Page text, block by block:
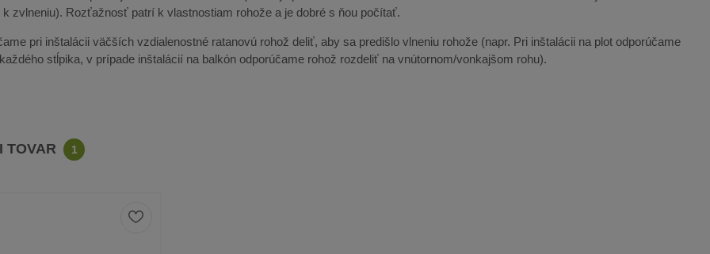
zvlneniu). Rozťažnosť patrí k vlastnostiam rohože a je dobré s ňou počítať.
pri inštalácii väčších vzdialenostné ratanovú rohož deliť, aby sa predišlo vlneniu rohože (napr. Pri inštalácii na plot odporúčame
stĺpika, v prípade inštalácií na balkón odporúčame rohož rozdeliť na vnútornom/vonkajšom rohu).
TOVAR 1